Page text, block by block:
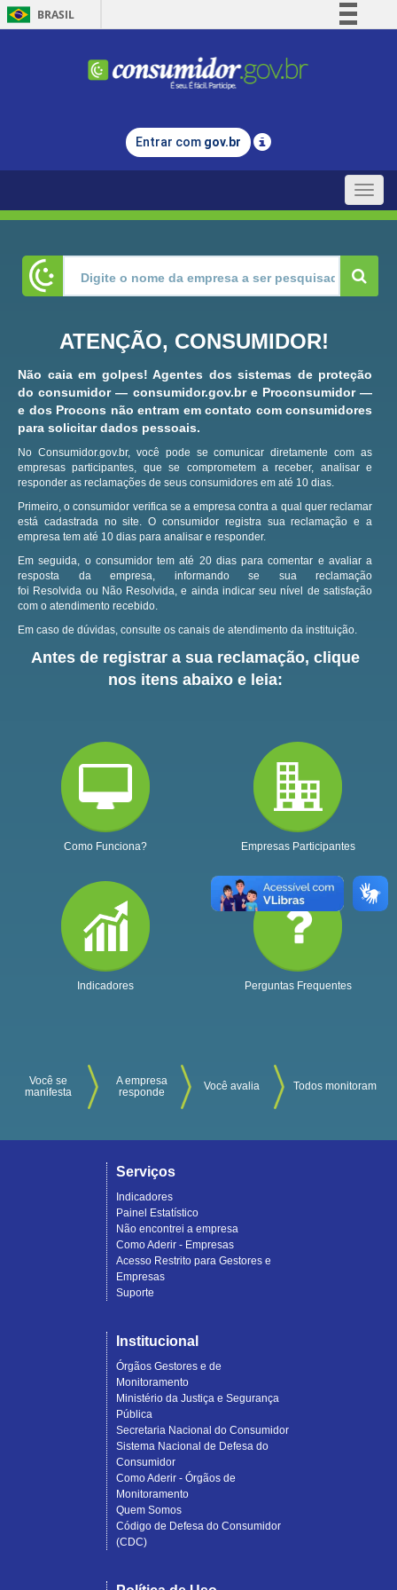
BRASIL
Comunica BR
Legislação
Entrar com gov.br
Toggle
ATENÇÃO, CONSUMIDOR!
Não caia em golpes! Agentes dos sistemas de proteção
do consumidor — consumidor.gov.br e Proconsumidor —
e dos Procons não entram em contato com consumidores
para solicitar dados pessoais.
No Consumidor.gov.br, você pode se comunicar diretamente com as
empresas participantes, que se comprometem a receber, analisar e
responder as reclamações de seus consumidores em até 10 dias.
Primeiro, o consumidor verifica se a empresa contra a qual quer reclamar
está cadastrada no site.O consumidor registra sua reclamação e a
empresa tem até 10 dias para analisar e responder.
Em seguida, o consumidor tem até 20 dias para comentar e avaliar a
resposta da empresa, informando se sua reclamação
foi Resolvida ou Não Resolvida, e ainda indicar seu nível de satisfação
com o atendimento recebido.
Em caso de dúvidas, consulte os canais de atendimento da instituição.
Antes de registrar a sua reclamação, clique
nos itens abaixo e leia:
Como Funciona? Empresas Participantes
Indicadores Perguntas Frequentes
Você se
manifesta
A empresa
responde
Você avalia Todos monitoram
Serviços
Indicadores
Painel Estatístico
Não encontrei a empresa
Como Aderir - Empresas
Acesso Restrito para Gestores e
Empresas
Suporte
Institucional
Órgãos Gestores e de
Monitoramento
Ministério da Justiça e Segurança
Pública
Secretaria Nacional do Consumidor
Sistema Nacional de Defesa do
Consumidor
Como Aderir - Órgãos de
Monitoramento
Quem Somos
Código de Defesa do Consumidor
(CDC)